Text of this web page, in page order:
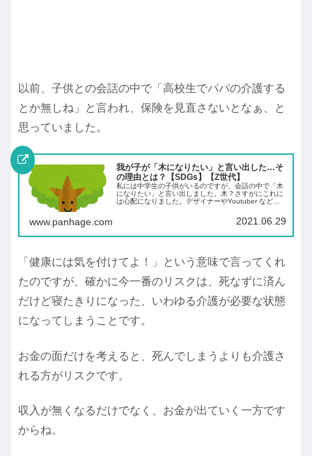
以前、子供との会話の中で「高校生でパパの介護する
とか無しね」と言われ、保険を見直さないとなぁ、と
思っていました。
我が子が「木になりたい」と言い出した…そ
の理由とは？【SDGs】【Z世代】
私には中学生の子供がいるのですが、会話の中で「木
になりたい」と言い出しました。木？さすがにこれに
は心配になりました。デザイナーやYoutuber など、
「木」？想定外、というか、メンタルは大丈夫...
www.panhage.com 2021.06.29
「健康には気を付けてよ！」という意味で言ってくれ
たのですが、確かに今一番のリスクは、死なずに済ん
だけど寝たきりになった、いわゆる介護が必要な状態
になってしまうことです。
お金の面だけを考えると、死んでしまうよりも介護さ
れる方がリスクです。
収入が無くなるだけでなく、お金が出ていく一方です
からね。